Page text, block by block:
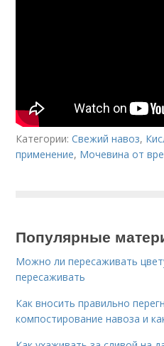
Категории:Свежий навоз,
применение, Мочевина от
Популярные
Можно ли пересаживать
пересаживать
Как вносить правильно
компостирование навоза и